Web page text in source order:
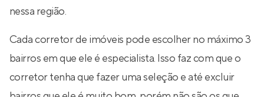
nessa região.
Cada corretor de imóveis pode escolher no máximo 3
bairros em que ele é especialista. Isso faz com que o
corretor tenha que fazer uma seleção e até excluir